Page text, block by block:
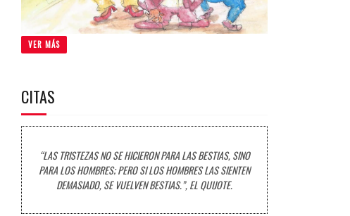
VER MÁS
CITAS
“LAS TRISTEZAS NO SE HICIERON PARA LAS BESTIAS, SINO
PARA LOS HOMBRES; PERO SI LOS HOMBRES LAS SIENTEN
DEMASIADO, SE VUELVEN BESTIAS.”, EL QUIJOTE.